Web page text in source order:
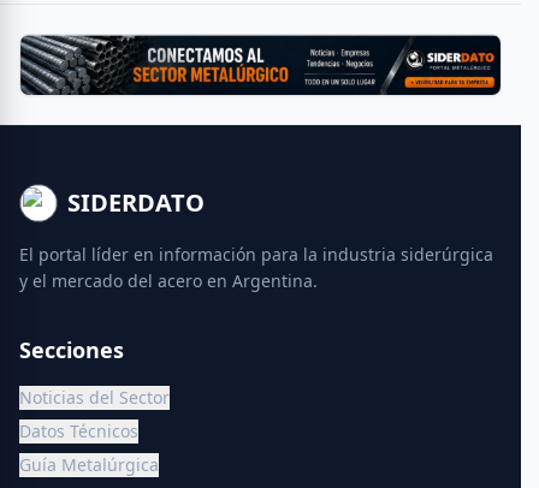
SIDERDATO
El portal líder en información para la industria siderúrgica
y el mercado del acero en Argentina.
Secciones
Noticias del Sector
Datos Técnicos
Guía Metalúrgica